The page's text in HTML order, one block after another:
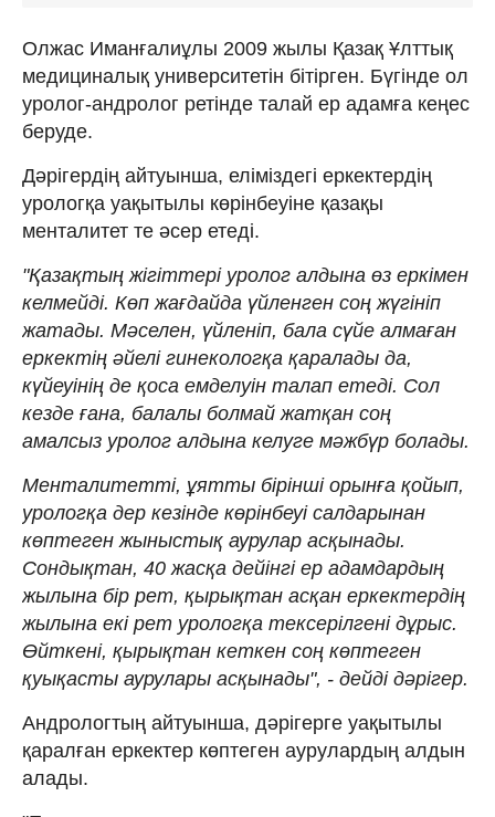
Олжас Иманғалиұлы 2009 жылы Қазақ Ұлттық
медициналық университетін бітірген. Бүгінде ол
уролог-андролог ретінде талай ер адамға кеңес
беруде.
Дәрігердің айтуынша, еліміздегі еркектердің
урологқа уақытылы көрінбеуіне қазақы
менталитет те әсер етеді.
"Қазақтың жігіттері уролог алдына өз еркімен
келмейді. Көп жағдайда үйленген соң жүгініп
жатады. Мәселен, үйленіп, бала сүйе алмаған
еркектің әйелі гинекологқа қаралады да,
күйеуінің де қоса емделуін талап етеді. Сол
кезде ғана, балалы болмай жатқан соң
амалсыз уролог алдына келуге мәжбүр болады.
Менталитетті, ұятты бірінші орынға қойып,
урологқа дер кезінде көрінбеуі салдарынан
көптеген жыныстық аурулар асқынады.
Сондықтан, 40 жасқа дейінгі ер адамдардың
жылына бір рет, қырықтан асқан еркектердің
жылына екі рет урологқа тексерілгені дұрыс.
Өйткені, қырықтан кеткен соң көптеген
қуықасты аурулары асқынады", - дейді дәрігер.
Андрологтың айтуынша, дәрігерге уақытылы
қаралған еркектер көптеген аурулардың алдын
алады.